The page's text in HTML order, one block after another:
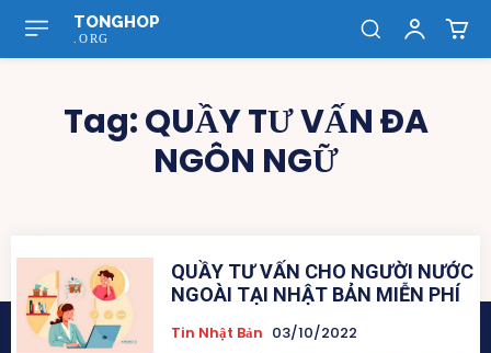
TONGHOP
.ORG
Tag:QUẦY TƯ VẤN ĐA
NGÔN NGỮ
QUẦY TƯ VẤN CHO NGƯỜI NƯỚC
NGOÀI TẠI NHẬT BẢN MIỄN PHÍ
Tin Nhật Bản 03/10/2022